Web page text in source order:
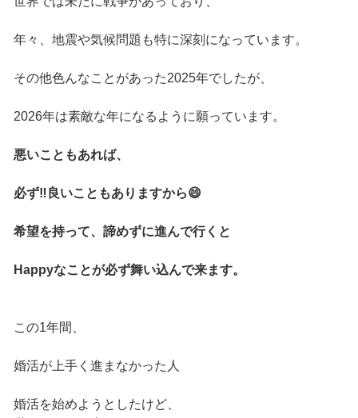
年々、地震や気候問題も特に深刻になっています。
その他色んなことがあった2025年でしたが、
2026年は素敵な年になるように願っています。
悪いこともあれば、
必ず‼️良いこともありますから😄
希望を持って、諦めずに進んで行くと
Happyなことが必ず舞い込んで来ます。
この1年間、
婚活が上手く進まなかった人
婚活を始めようとしたけど、